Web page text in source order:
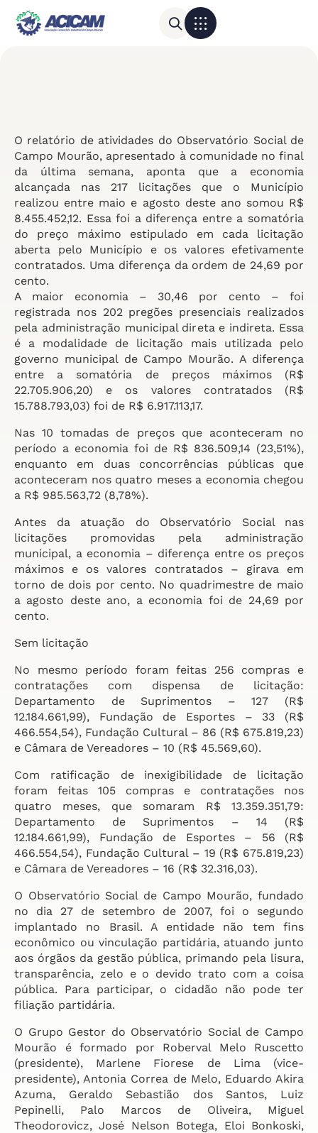
O relatório de atividades do Observatório Social de
Campo Mourão, apresentado à comunidade no final
da última semana, aponta que a economia
alcançada nas 217 licitações que o Município
realizou entre maio e agosto deste ano somou R$
8.455.452,12. Essa foi a diferença entre a somatória
do preço máximo estipulado em cada licitação
aberta pelo Município e os valores efetivamente
contratados. Uma diferença da ordem de 24,69 por
cento.
A maior economia – 30,46 por cento – foi
registrada nos 202 pregões presenciais realizados
pela administração municipal direta e indireta. Essa
é a modalidade de licitação mais utilizada pelo
governo municipal de Campo Mourão. A diferença
entre a somatória de preços máximos (R$
22.705.906,20) e os valores contratados (R$
15.788.793,03) foi de R$ 6.917.113,17.
Nas 10 tomadas de preços que aconteceram no
período a economia foi de R$ 836.509,14 (23,51%),
enquanto em duas concorrências públicas que
aconteceram nos quatro meses a economia chegou
a R$ 985.563,72 (8,78%).
Antes da atuação do Observatório Social nas
licitações promovidas pela administração
municipal, a economia – diferença entre os preços
máximos e os valores contratados – girava em
torno de dois por cento. No quadrimestre de maio
a agosto deste ano, a economia foi de 24,69 por
cento.
Sem licitação
No mesmo período foram feitas 256 compras e
contratações com dispensa de licitação:
Departamento de Suprimentos – 127 (R$
12.184.661,99), Fundação de Esportes – 33 (R$
466.554,54), Fundação Cultural – 86 (R$ 675.819,23)
e Câmara de Vereadores – 10 (R$ 45.569,60).
Com ratificação de inexigibilidade de licitação
foram feitas 105 compras e contratações nos
quatro meses, que somaram R$ 13.359.351,79:
Departamento de Suprimentos – 14 (R$
12.184.661,99), Fundação de Esportes – 56 (R$
466.554,54), Fundação Cultural – 19 (R$ 675.819,23)
e Câmara de Vereadores – 16 (R$ 32.316,03).
O Observatório Social de Campo Mourão, fundado
no dia 27 de setembro de 2007, foi o segundo
implantado no Brasil. A entidade não tem fins
econômico ou vinculação partidária, atuando junto
aos órgãos da gestão pública, primando pela lisura,
transparência, zelo e o devido trato com a coisa
pública. Para participar, o cidadão não pode ter
filiação partidária.
O Grupo Gestor do Observatório Social de Campo
Mourão é formado por Roberval Melo Ruscetto
(presidente), Marlene Fiorese de Lima (vice-
presidente), Antonia Correa de Melo, Eduardo Akira
Azuma, Geraldo Sebastião dos Santos, Luiz
Pepinelli, Palo Marcos de Oliveira, Miguel
Theodorovicz, José Nelson Botega, Eloi Bonkoski,